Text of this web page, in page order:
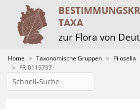
TAXA
zur Flora von
Home Taxonomische Gruppen Pilosella
FR-0119797